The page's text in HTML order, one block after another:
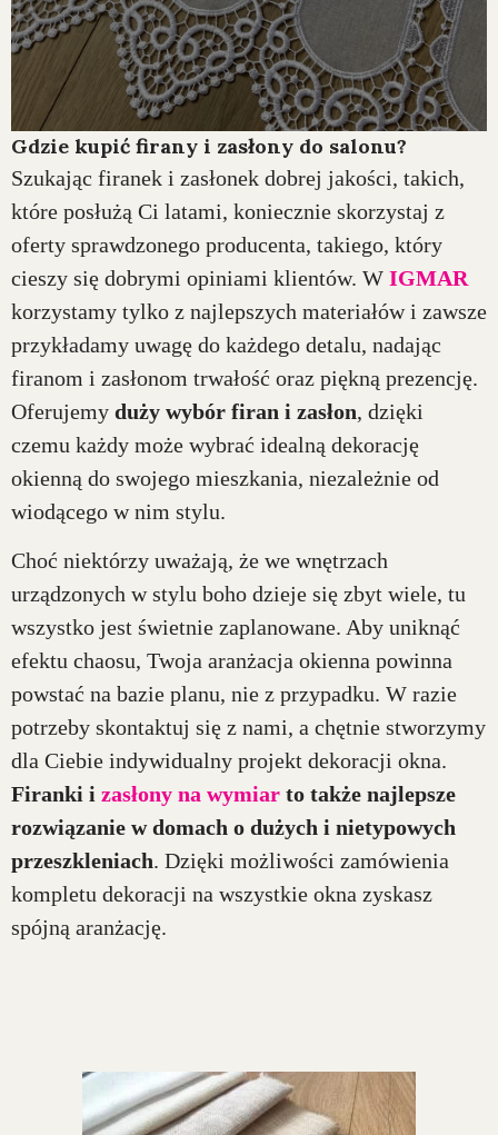
Gdzie kupić firany i zasłony do salonu?
Szukając firanek i zasłonek dobrej jakości, takich,
które posłużą Ci latami, koniecznie skorzystaj z
oferty sprawdzonego producenta, takiego, który
cieszy się dobrymi opiniami klientów. W IGMAR
korzystamy tylko z najlepszych materiałów i zawsze
przykładamy uwagę do każdego detalu, nadając
firanom i zasłonom trwałość oraz piękną prezencję.
Oferujemy duży wybór firan i zasłon, dzięki
czemu każdy może wybrać idealną dekorację
okienną do swojego mieszkania, niezależnie od
wiodącego w nim stylu.
Choć niektórzy uważają, że we wnętrzach
urządzonych w stylu boho dzieje się zbyt wiele, tu
wszystko jest świetnie zaplanowane. Aby uniknąć
efektu chaosu, Twoja aranżacja okienna powinna
powstać na bazie planu, nie z przypadku. W razie
potrzeby skontaktuj się z nami, a chętnie stworzymy
dla Ciebie indywidualny projekt dekoracji okna.
Firanki i zasłony na wymiar to także najlepsze
rozwiązanie w domach o dużych i nietypowych
przeszkleniach. Dzięki możliwości zamówienia
kompletu dekoracji na wszystkie okna zyskasz
spójną aranżację.